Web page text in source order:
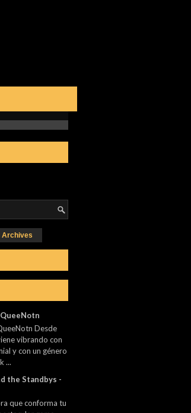
Archives
Desde
vibrando con
y con un género
...
the Standbys -
que conforma tu